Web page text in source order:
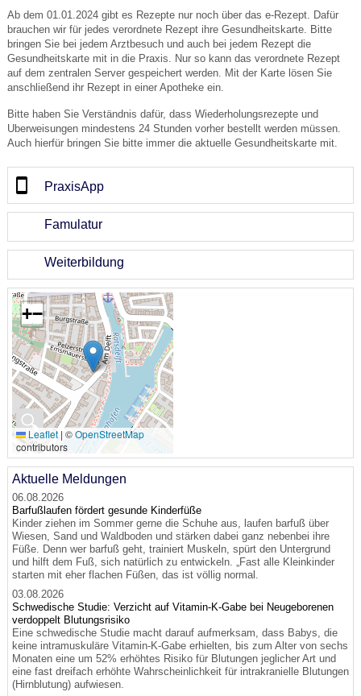
Ab dem 01.01.2024 gibt es Rezepte nur noch über das e-Rezept. Dafür
brauchen wir für jedes verordnete Rezept ihre Gesundheitskarte. Bitte
bringen Sie bei jedem Arztbesuch und auch bei jedem Rezept die
Gesundheitskarte mit in die Praxis. Nur so kann das verordnete Rezept
auf dem zentralen Server gespeichert werden. Mit der Karte lösen Sie
anschließend ihr Rezept in einer Apotheke ein.
Bitte haben Sie Verständnis dafür, dass Wiederholungsrezepte und
Uberweisungen mindestens 24 Stunden vorher bestellt werden müssen.
Auch hierfür bringen Sie bitte immer die aktuelle Gesundheitskarte mit.
PraxisApp
Famulatur
Weiterbildung
🔍
+−
Leaflet | ©OpenStreetMap
contributors
Aktuelle Meldungen
06.08.2026
Barfußlaufen fördert gesunde Kinderfüße
Kinder ziehen im Sommer gerne die Schuhe aus, laufen barfuß über
Wiesen, Sand und Waldboden und stärken dabei ganz nebenbei ihre
Füße. Denn wer barfuß geht, trainiert Muskeln, spürt den Untergrund
und hilft dem Fuß, sich natürlich zu entwickeln. „Fast alle Kleinkinder
starten mit eher flachen Füßen, das ist völlig normal.
03.08.2026
Schwedische Studie: Verzicht auf Vitamin-K-Gabe bei Neugeborenen
verdoppelt Blutungsrisiko
Eine schwedische Studie macht darauf aufmerksam, dass Babys, die
keine intramuskuläre Vitamin-K-Gabe erhielten, bis zum Alter von sechs
Monaten eine um 52% erhöhtes Risiko für Blutungen jeglicher Art und
eine fast dreifach erhöhte Wahrscheinlichkeit für intrakranielle Blutungen
(Hirnblutung) aufwiesen.